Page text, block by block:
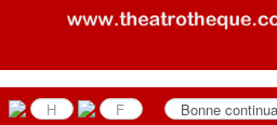
LES ANNONCES